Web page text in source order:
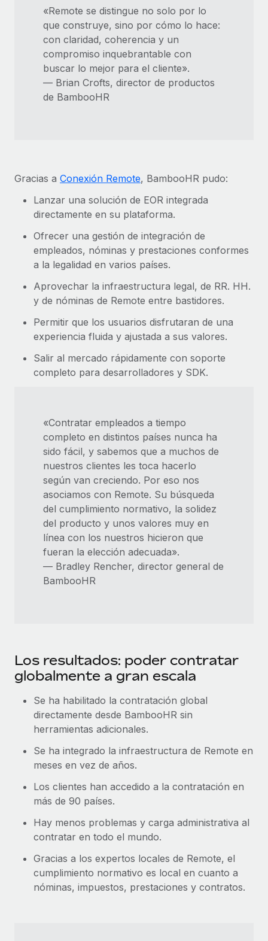
«Remote se distingue no solo por lo
que construye, sino por cómo lo hace:
con claridad, coherencia y un
compromiso inquebrantable con
buscar lo mejor para el cliente».
— Brian Crofts, director de productos
de BambooHR
Gracias a Conexión Remote, BambooHR pudo:
Lanzar una solución de EOR integrada
directamente en su plataforma.
Ofrecer una gestión de integración de
empleados, nóminas y prestaciones conformes
a la legalidad en varios países.
Aprovechar la infraestructura legal, de RR. HH.
y de nóminas de Remote entre bastidores.
Permitir que los usuarios disfrutaran de una
experiencia fluida y ajustada a sus valores.
Salir al mercado rápidamente con soporte
completo para desarrolladores y SDK.
«Contratar empleados a tiempo
completo en distintos países nunca ha
sido fácil, y sabemos que a muchos de
nuestros clientes les toca hacerlo
según van creciendo. Por eso nos
asociamos con Remote. Su búsqueda
del cumplimiento normativo, la solidez
del producto y unos valores muy en
línea con los nuestros hicieron que
fueran la elección adecuada».
— Bradley Rencher, director general de
BambooHR
Los resultados: poder contratar
globalmente a gran escala
Se ha habilitado la contratación global
directamente desde BambooHR sin
herramientas adicionales.
Se ha integrado la infraestructura de Remote en
meses en vez de años.
Los clientes han accedido a la contratación en
más de 90 países.
Hay menos problemas y carga administrativa al
contratar en todo el mundo.
Gracias a los expertos locales de Remote, el
cumplimiento normativo es local en cuanto a
nóminas, impuestos, prestaciones y contratos.